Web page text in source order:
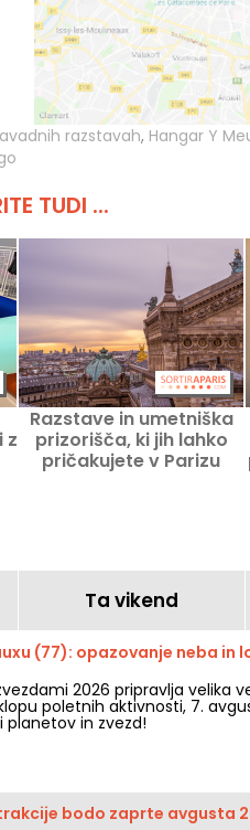
razstavah, Hangar Y
TUDI ...
z
Razstave in umetniška
prizorišča, ki jih lahko
pričakujete v Parizu
Ta vikend
(77): opazovanje neba in
2026 pripravlja velika
poletnih aktivnosti, 7.
planetov in zvezd!
bodo zaprte avgusta